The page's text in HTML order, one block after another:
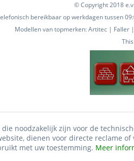
© Copyright 2018
bereikbaar op werkdagen tussen
Modellen van topmerken: Artitec |
die noodzakelijk zijn voor de
dienen voor directe reclame
met uw toestemming. Meer